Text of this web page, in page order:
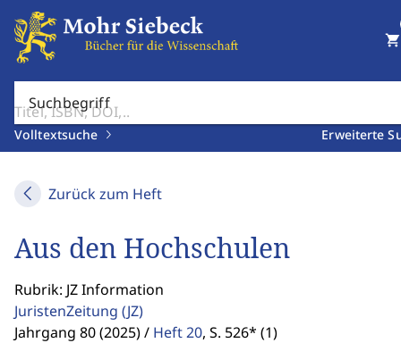
Suchbegriff
Volltextsuche Erweiterte
shopping_cart
Zurück zum Heft
Aus den Hochschulen
Rubrik: JZ Information
JuristenZeitung (JZ)
Jahrgang 80 (2025) / Heft 20, S. 526* (1)